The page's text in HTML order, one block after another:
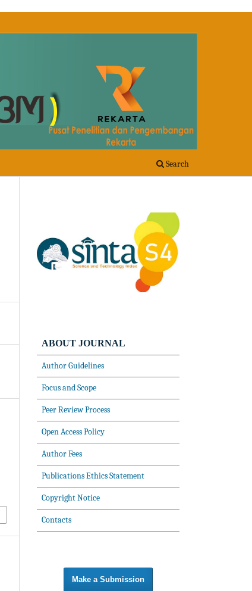
Search
ABOUT JOURNAL
Author Guidelines
Focus and Scope
Peer Review Process
Open Access Policy
Author Fees
Publications Ethics Statement
Copyright Notice
Contacts
Make a Submission